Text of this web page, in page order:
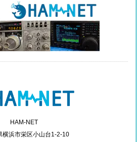
HAM-NET
横浜市栄区小山台1-2-10